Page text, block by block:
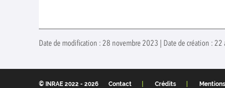
Date de modification : 28 novembre 2023 | Date de création : 22
© INRAE 2022 - 2026 Contact Crédits